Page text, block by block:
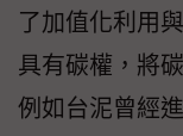
了加值化利用
具有碳權，將
例如台泥曾經